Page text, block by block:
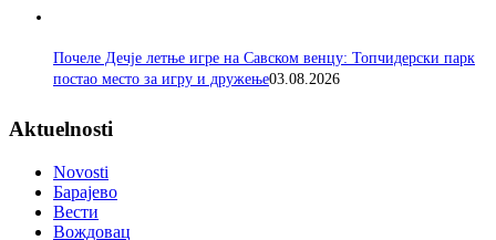
Почеле Дечје летње игре на Савском венцу: Топчидерски парк
постао место за игру и дружење03.08.2026
Aktuelnosti
Novosti
Барајево
Вести
Вождовац